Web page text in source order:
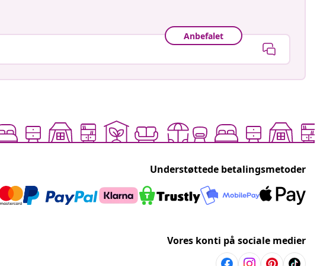
Anbefalet
Understøttede betalingsmetoder
Vores konti på sociale medier